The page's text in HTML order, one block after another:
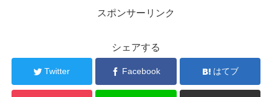
スポンサーリンク
シェアする
Twitter Facebook はてブ